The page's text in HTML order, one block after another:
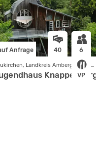
Anfrage 40 6
VP
Neukirchen, Landkreis Amberg-Sulzbach
Knappenberg